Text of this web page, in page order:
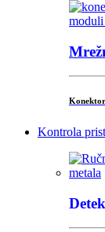
Kontrola